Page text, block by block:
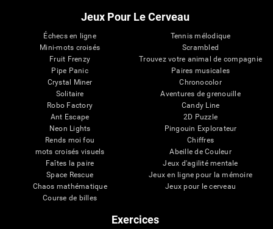
Jeux Pour Le Cerveau
Échecs en ligne
Mini-mots croisés
Fruit Frenzy
Pipe Panic
Crystal Miner
Solitaire
Robo Factory
Ant Escape
Neon Lights
Rends moi fou
mots croisés visuels
Faîtes la paire
Space Rescue
Chaos mathématique
Course de billes
Tennis mélodique
Scrambled
Trouvez votre animal de compagnie
Paires musicales
Chronocolor
Aventures de grenouille
Candy Line
2D Puzzle
Pingouin Explorateur
Chiffres
Abeille de Couleur
Jeux d'agilité mentale
Jeux en ligne pour la mémoire
Jeux pour le cerveau
Exercices